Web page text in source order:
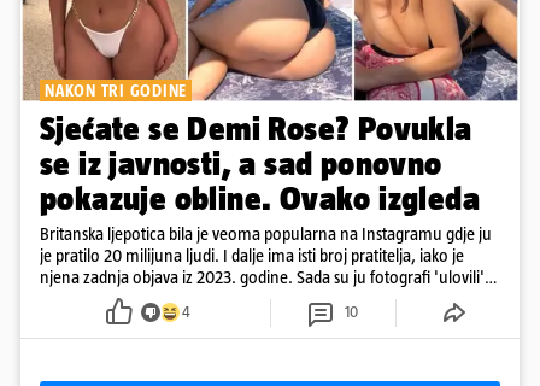
NAKON TRI GODINE
Sjećate se Demi Rose? Povukla
se iz javnosti, a sad ponovno
pokazuje obline. Ovako izgleda
Britanska ljepotica bila je veoma popularna na Instagramu gdje ju
je pratilo 20 milijuna ljudi. I dalje ima isti broj pratitelja, iako je
njena zadnja objava iz 2023. godine. Sada su ju fotografi 'ulovili'
4 10